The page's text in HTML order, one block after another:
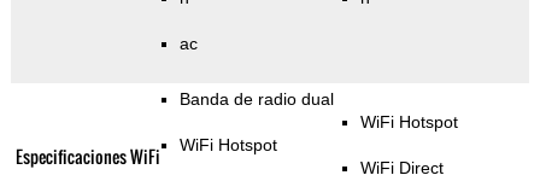
ac
Especificaciones WiFi
Banda de radio dual
WiFi Hotspot
WiFi Hotspot
WiFi Direct